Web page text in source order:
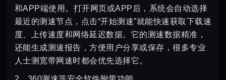
和APP端使用。打开网页或APP后，系统会自动选择
最近的测速节点，点击“开始测速”就能快速获取下载速
度、上传速度和网络延迟数据。它的测速数据精准，
还能生成测速报告，方便用户分享或保存，很多专业
人士测宽带网速时都会优先选择它。